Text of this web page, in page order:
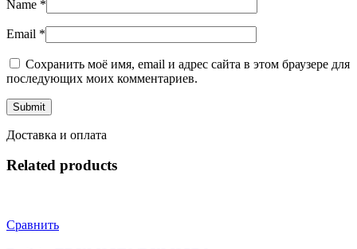
Name *
Email *
Сохранить моё имя, email и адрес сайта в этом браузере для
последующих моих комментариев.
Доставка и оплата
Related products
Сравнить